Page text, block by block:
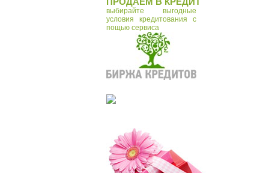
выбирайте выгодные
условия кредитования с
пощью сервиса